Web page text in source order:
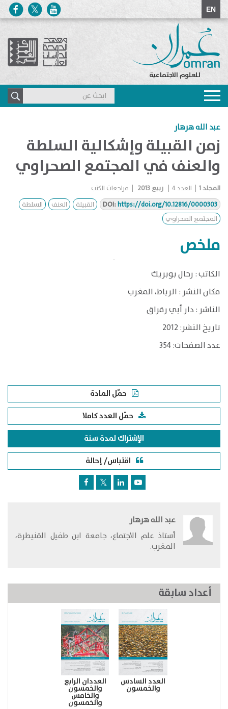
EN
للعلوم الاجتماعية
Toggle
navigation
عبد الله هرهار
زمن القبيلة وإشكالية السلطة
والعنف في المجتمع الصحراوي
المجلد1 العدد4 ربيع 2013
مراجعات الكتب
DOI:https://doi.org/10.12816/0000303 القبيلة العنف
السلطة
المجتمع الصحراوي
ملخص
الكاتب : رحال بوبريك
مكان النشر : الرباط، المغرب
الناشر : دار أبي رقراق
تاريخ النشر: 2012
عدد الصفحات: 354
حمّل المادة
حمّل العدد كاملا
الإشتراك لمدة سنة
اقتباس/ إحالة
عبد الله هرهار
أستاذ علم الاجتماع، جامعة ابن طفيل القنيطرة،
المغرب.​
أعداد سابقة
العدد السادس
والخمسون
العددان الرابع
والخمسون
والخامس
والخمسون